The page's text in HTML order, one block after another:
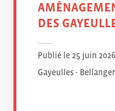
DES
Publié le 25 juin
Gayeulles -